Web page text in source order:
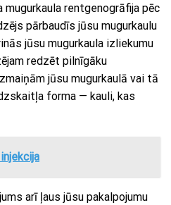
rentgenogrāfija pēc
pārbaudīs jūsu mugurkaulu
jūsu mugurkaula izliekumu
redzēt pilnīgāku
jūsu mugurkaulā vai tā
forma — kauli, kas
arī ļaus jūsu pakalpojumu